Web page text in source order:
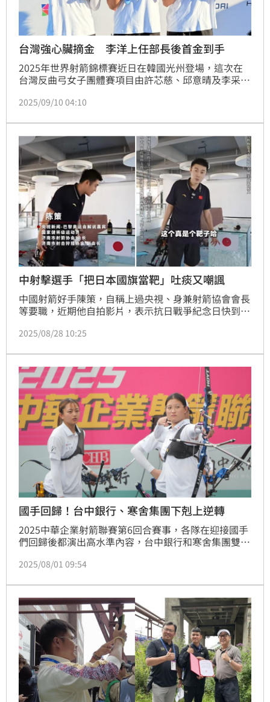
台灣強心臟摘金 李洋上任部長後首金到手
2025年世界射箭錦標賽近日在韓國光州登場，這次在
台灣反曲弓女子團體賽項目由許芯慈、邱意晴及李采璇
戰，10日面對強敵日本女團，雖然擔任第3棒的李采璇
也回穩，最終以6比0橫掃日本女團，繼2019年後睽違6
年再奪金，這也將是運動部成立、李洋上任部長後進帳
的首面國際賽金牌。
2025/09/10 04:10
中射擊選手「把日本國旗當靶」吐痰又嘲諷
中國射箭好手陳策，自稱上過央視、身兼射箭協會會長
等要職，近期他自拍影片，表示抗日戰爭紀念日快到
子，吐了口痰後，一箭射穿日本國旗的紅心，並笑稱
2025/08/28 10:25
國手回歸！台中銀行、寒舍集團下剋上逆轉
2025中華企業射箭聯賽第6回合賽事，各隊在迎接國手
們回歸後都演出高水準內容，台中銀行和寒舍集團雙雙
週3連戰的積分榜大洗牌埋下伏筆。
2025/08/01 09:54